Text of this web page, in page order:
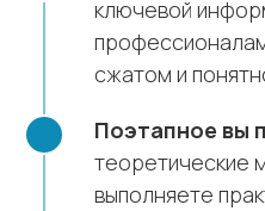
ключевой
сжатом и
Поэтапное вы
теоретические
выполняете